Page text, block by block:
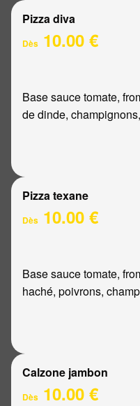
Pizza diva
Dès 10.00 €
Base sauce tomate,
de dinde,
Pizza texane
Dès 10.00 €
Base sauce tomate,
haché, poivrons,
Calzone jambon
Dès 10.00 €